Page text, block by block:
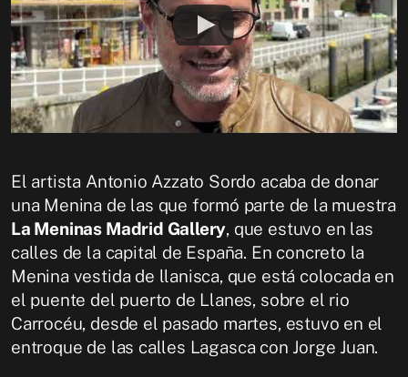
El artista Antonio Azzato Sordo acaba de donar
una Menina de las que formó parte de la muestra
La Meninas Madrid Gallery, que estuvo en las
calles de la capital de España. En concreto la
Menina vestida de llanisca, que está colocada en
el puente del puerto de Llanes, sobre el rio
Carrocéu, desde el pasado martes, estuvo en el
entroque de las calles Lagasca con Jorge Juan.